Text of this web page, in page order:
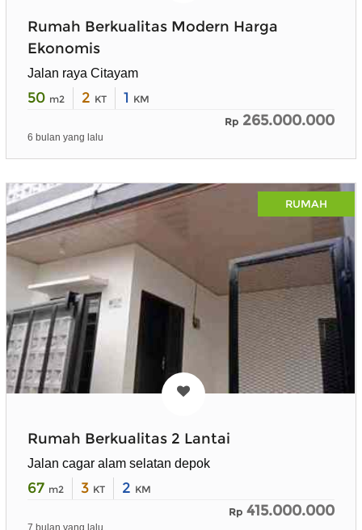
Rumah Berkualitas Modern Harga
Ekonomis
Jalan raya Citayam
50 m2 2 KT 1 KM
Rp 265.000.000
6 bulan yang lalu
RUMAH
Rumah Berkualitas 2 Lantai
Jalan cagar alam selatan depok
67 m2 3 KT 2 KM
Rp 415.000.000
7 bulan yang lalu